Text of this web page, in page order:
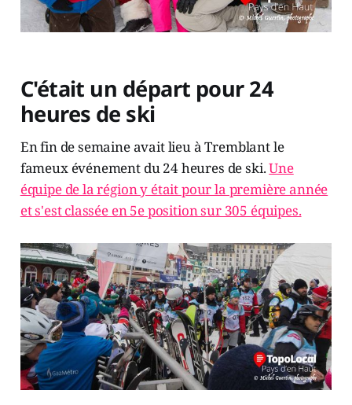
C'était un départ pour 24
heures de ski
En fin de semaine avait lieu à Tremblant le
fameux événement du 24 heures de ski.Une
équipe de la région y était pour la première année
et s'est classée en 5e position sur 305 équipes.